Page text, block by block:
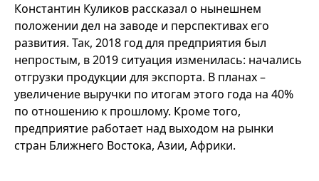
Константин Куликов рассказал о нынешнем
положении дел на заводе и перспективах его
развития. Так, 2018 год для предприятия был
непростым, в 2019 ситуация изменилась: начались
отгрузки продукции для экспорта. В планах –
увеличение выручки по итогам этого года на 40%
по отношению к прошлому. Кроме того,
предприятие работает над выходом на рынки
стран Ближнего Востока, Азии, Африки.